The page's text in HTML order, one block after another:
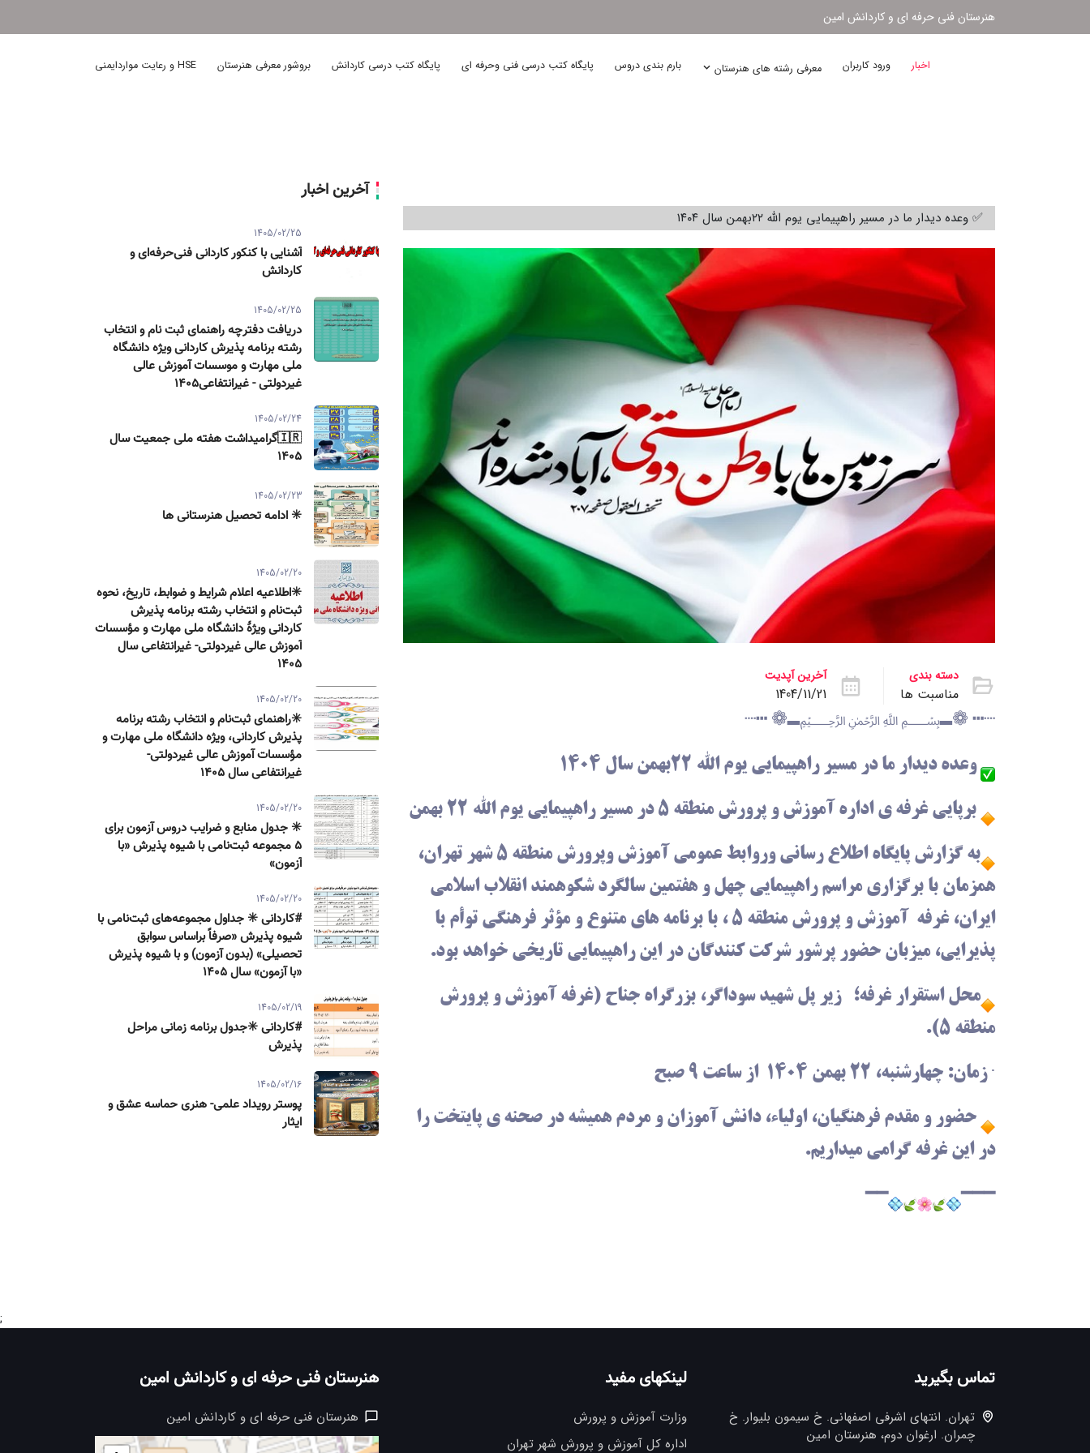
هنرستان فنی حرفه ای و کاردانش امین
اخبار ورود کاربران معرفی رشته های هنرستان بارم بندی دروس پایگاه کتب درسی فنی وحرفه ای پایگاه کتب درسی کاردانش بروشور معرفی هنرستان HSE و رعایت مواردایمنی
✅ وعده دیدار ما در مسیر راهپیمایی یوم الله ۲۲بهمن سال ۱۴۰۴
دسته بندی
مناسبت ها
آخرین آپدیت
1404/11/21
┈┅ ❁ـ﷽ـ❁ ┅┈
وعده دیدار ما در مسیر راهپیمایی یوم الله ۲۲بهمن سال ۱۴۰۴
برپایی غرفه ی اداره آموزش و پرورش منطقه ۵ در مسیر راهپیمایی یوم الله ۲۲ بهمن
به گزارش پایگاه اطلاع رسانی وروابط عمومی آموزش وپرورش منطقه ۵ شهر تهران،
همزمان با برگزاری مراسم راهپیمایی چهل و هفتمین سالگرد شکوهمند انقلاب اسلامی
ایران، غرفه آموزش و پرورش منطقه ۵ ، با برنامه های متنوع و مؤثر فرهنگی توأم با
پذیرایی، میزبان حضور پرشور شرکت کنندگان در این راهپیمایی تاریخی خواهد بود.
محل استقرار غرفه؛
زیر پل شهید سوداگر، بزرگراه جناح (غرفه آموزش و پرورش
منطقه ۵).
· زمان: چهارشنبه، ۲۲ بهمن ۱۴۰۴ از ساعت ۹ صبح
حضور و مقدم فرهنگیان، اولیاء، دانش آموزان و مردم همیشه در صحنه ی پایتخت را
در این غرفه گرامی میداریم.
━━━
━━
آخرین اخبار
1405/02/25
آشنایی با کنکور کاردانی فنی‌حرفه‌ای و
کاردانش
1405/02/25
دریافت دفترچه راهنمای ثبت نام و انتخاب
رشته برنامه پذیرش کاردانی ویژه دانشگاه
ملی مهارت و موسسات آموزش عالی
غیردولتی - غیرانتفاعی1405
1405/02/24
🇮🇷گرامیداشت هفته ملی جمعیت سال
۱۴۰۵
1405/02/23
✳️ ادامه تحصیل هنرستانی ها
1405/02/20
✳️اطلاعیه اعلام شرایط و ضوابط، تاریخ، نحوه
ثبت‌نام و انتخاب رشته برنامه پذیرش
كاردانی ویژۀ دانشگاه ملی مهارت و مؤسسات
آموزش عالی غیردولتی- غیرانتفاعی سال
۱۴۰۵
1405/02/20
✳️راهنمای ثبت‌نام و انتخاب رشته برنامه
پذیرش كاردانی، ویژه دانشگاه ملی مهارت و
مؤسسات آموزش عالی غیردولتی-
غیرانتفاعی سال ۱۴۰۵
1405/02/20
✳️ جدول منابع و ضرایب دروس آزمون برای
۵ مجموعه ثبت‌نامی با شیوه پذیرش «با
آزمون»
1405/02/20
#کاردانی ✳️ جداول مجموعه‌های ثبت‌نامی با
شیوه پذیرش «صرفاً براساس سوابق
تحصیلی» (بدون آزمون) و با شیوه پذیرش
«با آزمون» سال ۱۴۰۵
1405/02/19
#کاردانی ✳️جدول برنامه زمانی مراحل
پذیرش
1405/02/16
پوستر رویداد علمی- هنری حماسه عشق و
ایثار
;
تماس بگیرید
تهران. انتهاي اشرفي اصفهاني. خ سيمون بليوار. خ
چمران. ارغوان دوم، هنرستان امین
لینکهای مفید
وزارت آموزش و پرورش
اداره کل آموزش و پرورش شهر تهران
هنرستان فنی حرفه ای و کاردانش امین
هنرستان فنی حرفه ای و کاردانش امین